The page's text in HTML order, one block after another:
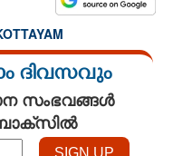
ദിവസവും
സംഭവങ്ങൾ